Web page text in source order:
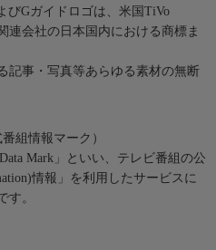
びGガイドロゴは、米国TiVo
連会社の日本国内における商標ま
記事・写真等あらゆる素材の無断
組情報マーク）
Mark」といい、テレビ番組の公
情報」を利用したサービスに
す。